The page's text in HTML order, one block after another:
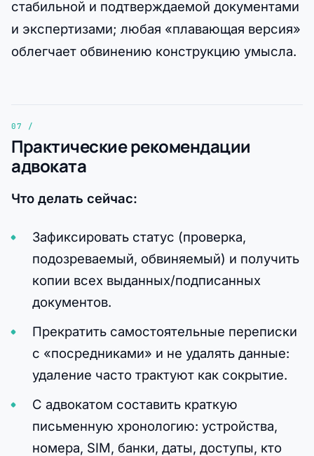
стабильной и подтверждаемой документами
и экспертизами; любая «плавающая версия»
облегчает обвинению конструкцию умысла.
Практические рекомендации
адвоката
Что делать сейчас:
Зафиксировать статус (проверка,
подозреваемый, обвиняемый) и получить
копии всех выданных/подписанных
документов.
Прекратить самостоятельные переписки
с «посредниками» и не удалять данные:
удаление часто трактуют как сокрытие.
С адвокатом составить краткую
письменную хронологию: устройства,
номера, SIM, банки, даты, доступы, кто